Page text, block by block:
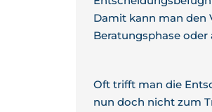
Damit kann man den
Beratungsphase
Oft trifft man die
nun doch nicht zum